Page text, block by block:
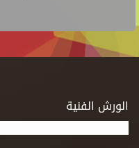
الورش الفنية